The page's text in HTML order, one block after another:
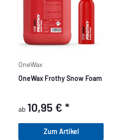
OneWax
OneWax Frothy Snow Foam
ab 10,95 €*
Zum Artikel